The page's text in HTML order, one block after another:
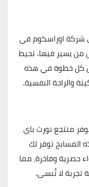
شركة اوراسكوم في
من يسير فيها. تحيط
كل خطوة في هذه
والراحة النفسية.
منتجع نورث باي
المسابح توفر لك
حصرية وفاخرة، مما
تجربة لا تُنسى.